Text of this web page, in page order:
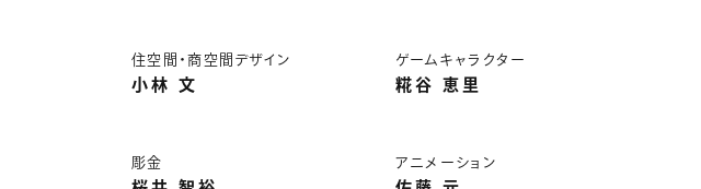
住空間・商空間デザイン
小林 文
ゲームキャラクター
糀谷 恵里
彫金 アニメーション